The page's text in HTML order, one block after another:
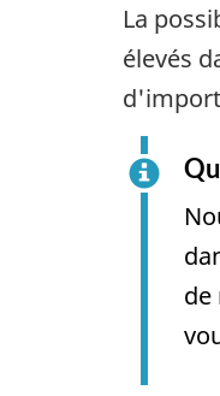
La
élevés
de